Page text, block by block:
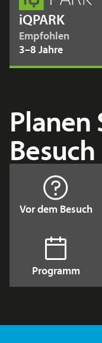
iQPARK
Empfohlen
3–8 Jahre
Planen
Vor dem Besuch
Programm